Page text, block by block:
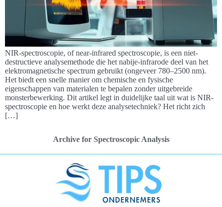
NIR-spectroscopie, of near-infrared spectroscopie, is een niet-
destructieve analysemethode die het nabije-infrarode deel van het
elektromagnetische spectrum gebruikt (ongeveer 780–2500 nm).
Het biedt een snelle manier om chemische en fysische
eigenschappen van materialen te bepalen zonder uitgebreide
monsterbewerking. Dit artikel legt in duidelijke taal uit wat is NIR-
spectroscopie en hoe werkt deze analysetechniek? Het richt zich
[…]
Archive for Spectroscopic Analysis